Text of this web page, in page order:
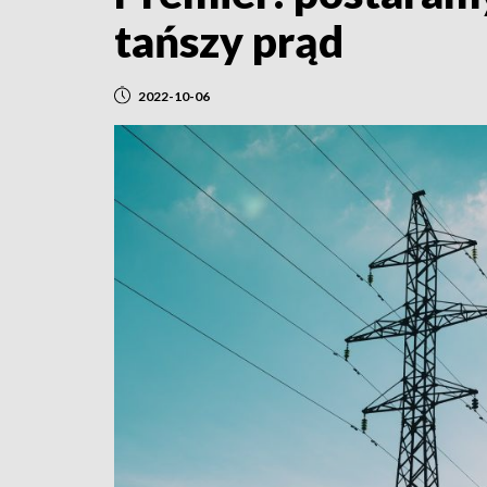
tańszy prąd
2022-10-06